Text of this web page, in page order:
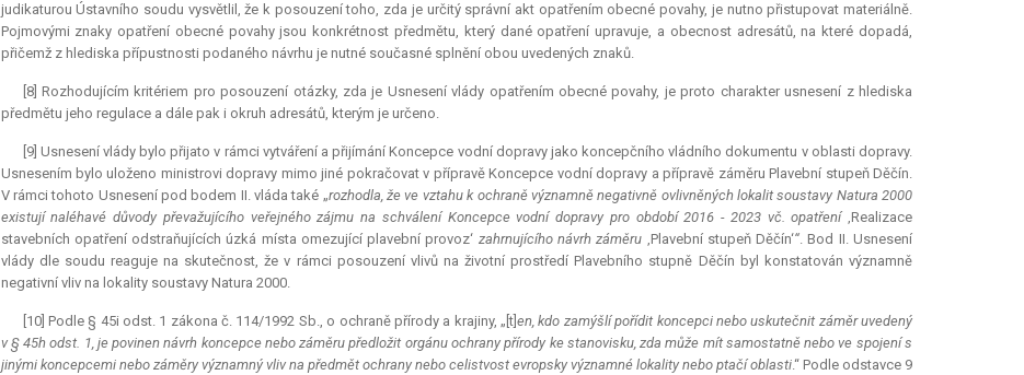
judikaturou Ústavního soudu vysvětlil, že k posouzení toho, zda je určitý správní akt opatřením obecné povahy, je nutno přistupovat materiálně.
Pojmovými znaky opatření obecné povahy jsou konkrétnost předmětu, který dané opatření upravuje, a obecnost adresátů, na které dopadá,
přičemž z hlediska přípustnosti podaného návrhu je nutné současné splnění obou uvedených znaků.
[8] Rozhodujícím kritériem pro posouzení otázky, zda je Usnesení vlády opatřením obecné povahy, je proto charakter usnesení z hlediska
předmětu jeho regulace a dále pak i okruh adresátů, kterým je určeno.
[9] Usnesení vlády bylo přijato v rámci vytváření a přijímání Koncepce vodní dopravy jako koncepčního vládního dokumentu v oblasti dopravy.
Usnesením bylo uloženo ministrovi dopravy mimo jiné pokračovat v přípravě Koncepce vodní dopravy a přípravě záměru Plavební stupeň Děčín.
V rámci tohoto Usnesení pod bodem II. vláda také „rozhodla, že ve vztahu k ochraně významně negativně ovlivněných lokalit soustavy Natura 2000
existují naléhavé důvody převažujícího veřejného zájmu na schválení Koncepce vodní dopravy pro období 2016 - 2023 vč. opatření ‚Realizace
stavebních opatření odstraňujících úzká místa omezující plavební provoz‘ zahrnujícího návrh záměru ‚Plavební stupeň Děčín‘“. Bod II. Usnesení
vlády dle soudu reaguje na skutečnost, že v rámci posouzení vlivů na životní prostředí Plavebního stupně Děčín byl konstatován významně
negativní vliv na lokality soustavy Natura 2000.
[10] Podle § 45i odst. 1 zákona č. 114/1992 Sb., o ochraně přírody a krajiny, „[t]en, kdo zamýšlí pořídit koncepci nebo uskutečnit záměr uvedený
v § 45h odst. 1, je povinen návrh koncepce nebo záměru předložit orgánu ochrany přírody ke stanovisku, zda může mít samostatně nebo ve spojení s
jinými koncepcemi nebo záměry významný vliv na předmět ochrany nebo celistvost evropsky významné lokality nebo ptačí oblasti.“ Podle odstavce 9